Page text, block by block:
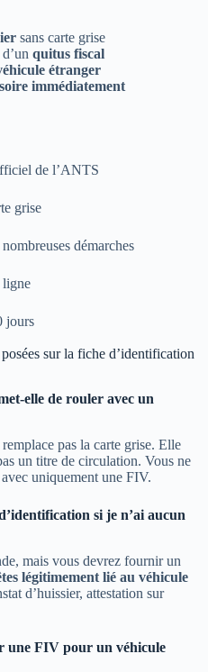
sans carte grise
quitus fiscal
étranger
immédiatement
de l’ANTS
grise
démarches
ligne
jours
sur la fiche d’identification
elle de rouler avec un
pas la carte grise. Elle
un titre de circulation. Vous ne
avec uniquement une FIV.
si je n’ai aucun
mais vous devrez fournir un
légitimement lié au véhicule
d’huissier, attestation sur
une FIV pour un véhicule